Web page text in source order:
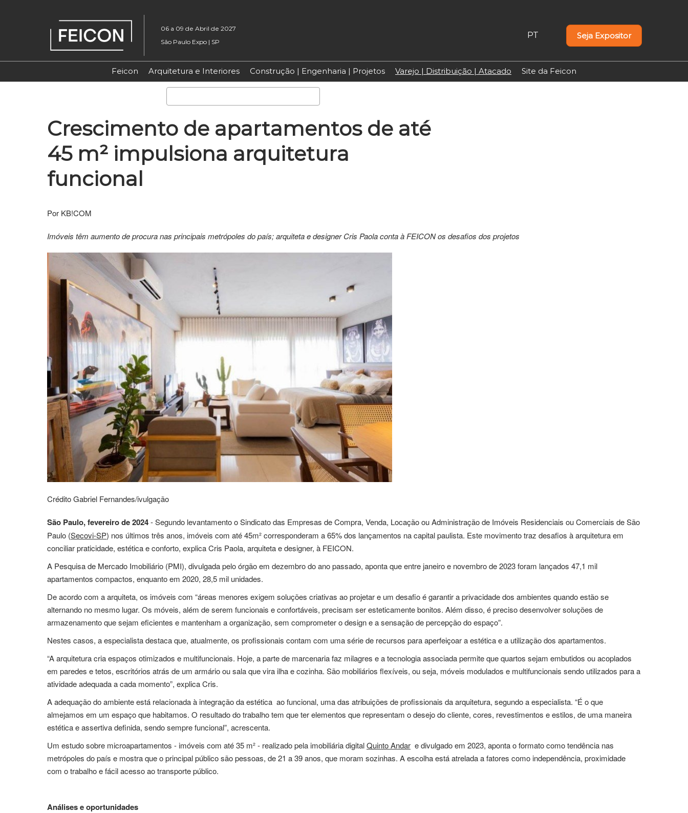
para
o
conteúdo
06 a 09 de Abril de 2027
São Paulo Expo | SP
PT
EN
Seja Expositor
Feicon Arquitetura e Interiores Construção | Engenharia | Projetos Varejo | Distribuição | Atacado Site da Feicon
Crescimento de apartamentos de até
45 m² impulsiona arquitetura
funcional
Por KB!COM
Imóveis têm aumento de procura nas principais metrópoles do país; arquiteta e designer Cris Paola conta à FEICON os desafios dos projetos
Crédito Gabriel Fernandes/ivulgação
São Paulo, fevereiro de 2024- Segundo levantamento o Sindicato das Empresas de Compra, Venda, Locação ou Administração de Imóveis Residenciais ou Comerciais de São
Paulo (Secovi-SP) nos últimos três anos, imóveis com até 45m² corresponderam a 65% dos lançamentos na capital paulista. Este movimento traz desafios à arquitetura em
conciliar praticidade, estética e conforto, explica Cris Paola, arquiteta e designer, à FEICON.
A Pesquisa de Mercado Imobiliário (PMI), divulgada pelo órgão em dezembro do ano passado, aponta que entre janeiro e novembro de 2023 foram lançados 47,1 mil
apartamentos compactos, enquanto em 2020, 28,5 mil unidades.
De acordo com a arquiteta, os imóveis com “áreas menores exigem soluções criativas ao projetar e um desafio é garantir a privacidade dos ambientes quando estão se
alternando no mesmo lugar. Os móveis, além de serem funcionais e confortáveis, precisam ser esteticamente bonitos. Além disso, é preciso desenvolver soluções de
armazenamento que sejam eficientes e mantenham a organização, sem comprometer o design e a sensação de percepção do espaço”.
Nestes casos, a especialista destaca que, atualmente, os profissionais contam com uma série de recursos para aperfeiçoar a estética e a utilização dos apartamentos.
“A arquitetura cria espaços otimizados e multifuncionais. Hoje, a parte de marcenaria faz milagres e a tecnologia associada permite que quartos sejam embutidos ou acoplados
em paredes e tetos, escritórios atrás de um armário ou sala que vira ilha e cozinha. São mobiliários flexíveis, ou seja, móveis modulados e multifuncionais sendo utilizados para a
atividade adequada a cada momento”, explica Cris.
A adequação do ambiente está relacionada à integração da estética ao funcional, uma das atribuições de profissionais da arquitetura, segundo a especialista. “É o que
almejamos em um espaço que habitamos. O resultado do trabalho tem que ter elementos que representam o desejo do cliente, cores, revestimentos e estilos, de uma maneira
estética e assertiva definida, sendo sempre funcional”, acrescenta.
Um estudo sobre microapartamentos - imóveis com até 35 m² - realizado pela imobiliária digitalQuinto Andar e divulgado em 2023, aponta o formato como tendência nas
metrópoles do país e mostra que o principal público são pessoas, de 21 a 39 anos, que moram sozinhas. A escolha está atrelada a fatores como independência, proximidade
com o trabalho e fácil acesso ao transporte público.
Análises e oportunidades